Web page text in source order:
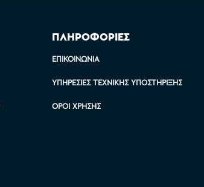
ΠΛΗΡΟΦΟΡΙΕΣ
ΕΠΙΚΟΙΝΩΝΊΑ
ΥΠΗΡΕΣΊΕΣ ΤΕΧΝΙΚΉΣ ΥΠΟΣΤΉΡΙΞΗΣ
ΌΡΟΙ ΧΡΉΣΗΣ